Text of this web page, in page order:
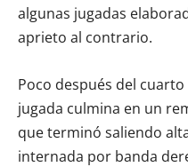
algunas jugadas
aprieto al contrario.
Poco después del
jugada culmina en un
que terminó saliendo
internada por banda